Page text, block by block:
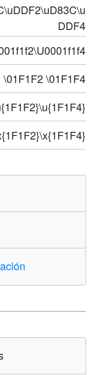
DDF4
\01F1F2 \01F1F4